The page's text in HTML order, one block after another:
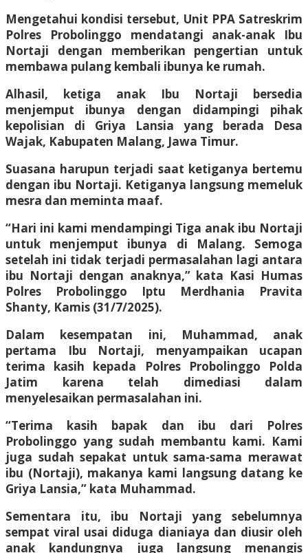
Mengetahui kondisi tersebut, Unit PPA Satreskrim
Polres Probolinggo mendatangi anak-anak Ibu
Nortaji dengan memberikan pengertian untuk
membawa pulang kembali ibunya ke rumah.
Alhasil, ketiga anak Ibu Nortaji bersedia
menjemput ibunya dengan didampingi pihak
kepolisian di Griya Lansia yang berada Desa
Wajak, Kabupaten Malang, Jawa Timur.
Suasana harupun terjadi saat ketiganya bertemu
dengan ibu Nortaji. Ketiganya langsung memeluk
mesra dan meminta maaf.
“Hari ini kami mendampingi Tiga anak ibu Nortaji
untuk menjemput ibunya di Malang. Semoga
setelah ini tidak terjadi permasalahan lagi antara
ibu Nortaji dengan anaknya,” kata Kasi Humas
Polres Probolinggo Iptu Merdhania Pravita
Shanty, Kamis (31/7/2025).
Dalam kesempatan ini, Muhammad, anak
pertama Ibu Nortaji, menyampaikan ucapan
terima kasih kepada Polres Probolinggo Polda
Jatim karena telah dimediasi dalam
menyelesaikan permasalahan ini.
“Terima kasih bapak dan ibu dari Polres
Probolinggo yang sudah membantu kami. Kami
juga sudah sepakat untuk sama-sama merawat
ibu (Nortaji), makanya kami langsung datang ke
Griya Lansia,” kata Muhammad.
Sementara itu, ibu Nortaji yang sebelumnya
sempat viral usai diduga dianiaya dan diusir oleh
anak kandungnya juga langsung menangis